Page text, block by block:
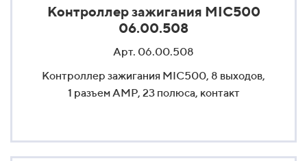
Контроллер зажигания MIC500
06.00.508
Арт. 06.00.508
Контроллер зажигания MIC500, 8 выходов,
1 разъем AMP, 23 полюса, контакт